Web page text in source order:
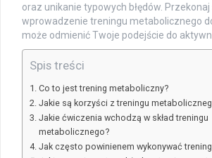
oraz unikanie typowych błędów. Przekonaj
wprowadzenie treningu metabolicznego
może odmienić Twoje podejście do
Spis treści
Co to jest trening metaboliczny?
Jakie są korzyści z treningu
Jakie ćwiczenia wchodzą w skład treningu
metabolicznego?
Jak często powinienem wykonywać